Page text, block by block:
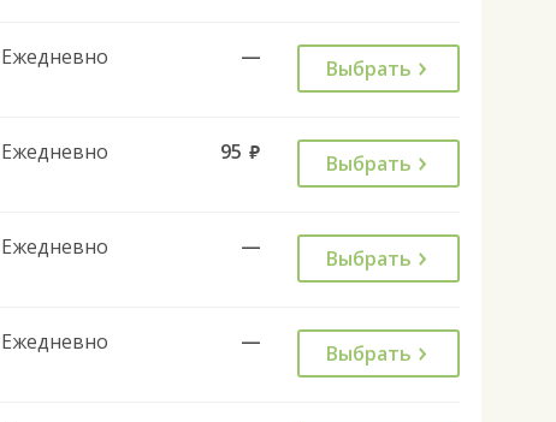
Ежедневно — Выбрать
Ежедневно 95 руб. Выбрать
Ежедневно — Выбрать
Ежедневно — Выбрать